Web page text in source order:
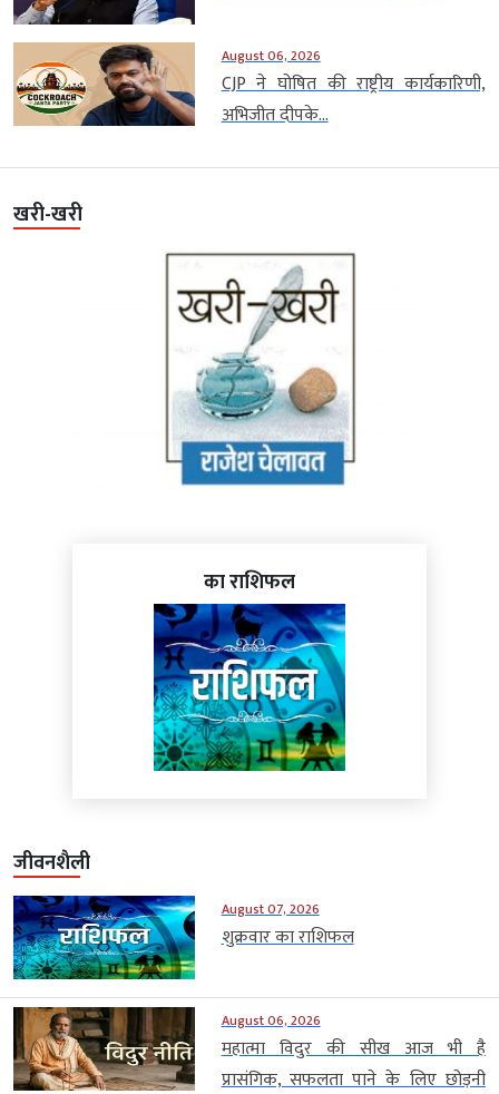
August 06, 2026
CJP ने घोषित की राष्ट्रीय कार्यकारिणी,
अभिजीत दीपके...
खरी-खरी
का राशिफल
जीवनशैली
August 07, 2026
शुक्रवार का राशिफल
August 06, 2026
महात्मा विदुर की सीख आज भी है
प्रासंगिक, सफलता पाने के लिए छोड़नी